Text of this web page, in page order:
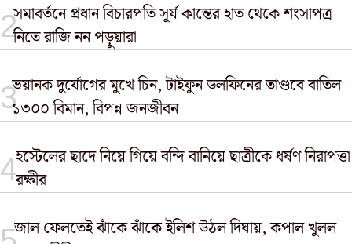
সমাবর্তনে প্রধান বিচারপতি সূর্য কান্তের হাত থেকে শংসাপত্র
নিতে রাজি নন পড়ুয়ারা
ভয়ানক দুর্যোগের মুখে চিন, টাইফুন ডলফিনের তাণ্ডবে বাতিল
১৩০০ বিমান, বিপন্ন জনজীবন
হস্টেলের ছাদে নিয়ে গিয়ে বন্দি বানিয়ে ছাত্রীকে ধর্ষণ নিরাপত্তা
রক্ষীর
জাল ফেলতেই ঝাঁকে ঝাঁকে ইলিশ উঠল দিঘায়, কপাল খুলল